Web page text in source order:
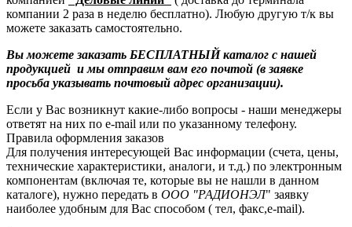
компании 2 раза в неделю бесплатно). Любую другую т/к вы
можете заказать самостоятельно.
Вы можете заказать БЕСПЛАТНЫЙ каталог с нашей
продукцией и мы отправим вам его почтой (в заявке
просьба указывать почтовый адрес организации).
Если у Вас возникнут какие-либо вопросы - наши менеджеры
ответят на них по e-mail или по указанному телефону.
Правила оформления заказов
Для получения интересующей Вас информации (счета, цены,
технические характеристики, аналоги, и т.д.) по электронным
компонентам (включая те, которые вы не нашли в данном
каталоге), нужно передать в ООО "РАДИОНЭЛ" заявку
наиболее удобным для Вас способом ( тел, факс,e-mail).